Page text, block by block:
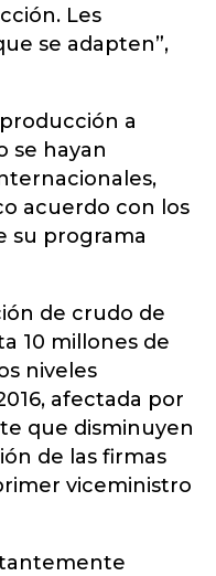
Les
se adapten”,
a
se hayan
acuerdo con los
su programa
de crudo de
10 millones de
niveles
afectada por
que disminuyen
de las firmas
viceministro